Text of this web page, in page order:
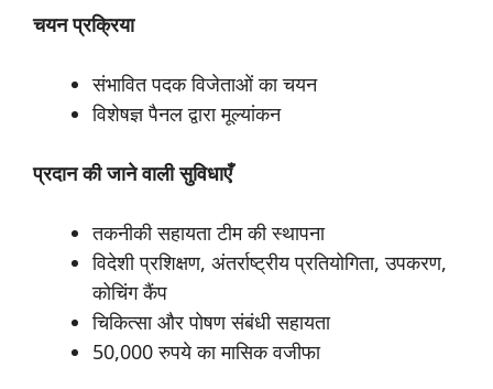
चयन प्रक्रिया
संभावित पदक विजेताओं का चयन
विशेषज्ञ पैनल द्वारा मूल्यांकन
प्रदान की जाने वाली सुविधाएँ
तकनीकी सहायता टीम की स्थापना
विदेशी प्रशिक्षण, अंतर्राष्ट्रीय प्रतियोगिता, उपकरण,
कोचिंग कैंप
चिकित्सा और पोषण संबंधी सहायता
50,000 रुपये का मासिक वजीफा